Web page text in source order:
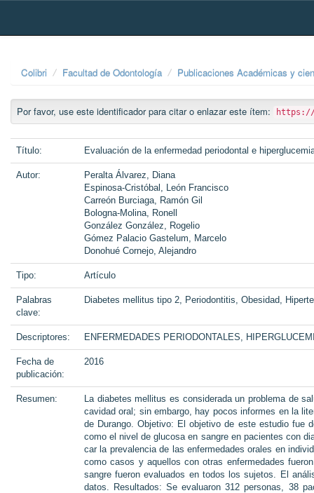
Skip
Colibri Facultad de Odontología Publicaciones Académicas y
Por favor, use este identificador para citar o enlazar este ítem: https://
Título: Evaluación de la enfermedad periodontal e
Autor:
Peralta Álvarez, Diana
Espinosa-Cristóbal, León Francisco
Carreón Burciaga, Ramón Gil
Bologna-Molina, Ronell
González González, Rogelio
Gómez Palacio Gastelum, Marcelo
Donohué Cornejo, Alejandro
Tipo: Artículo
Palabras
clave:
Diabetes mellitus tipo 2, Periodontitis, Obesidad,
Descriptores: ENFERMEDADES PERIODONTALES,
Fecha de
publicación:
2016
Resumen:
La diabetes mellitus es considerada un problema de
cavidad oral; sin embargo, hay pocos informes en la
de Durango. Objetivo: El objetivo de este estudio fue
como el nivel de glucosa en sangre en pacientes con
car la prevalencia de las enfermedades orales en
como casos y aquellos con otras enfermedades
sangre fueron evaluados en todos los sujetos. El
datos. Resultados: Se evaluaron 312 personas, 38